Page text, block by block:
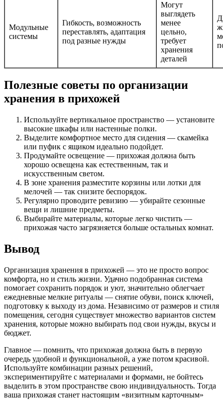
Модульные
системы
Гибкость, возможность
переставлять, адаптация
под разные нужды
Могут
выглядеть
менее
цельно,
требует
хранения
деталей
Полезные советы по организации
хранения в прихожей
Используйте вертикальное пространство — установите
высокие шкафы или настенные полки.
Выделите комфортное место для сидения — скамейка
или пуфик с ящиком идеально подойдет.
Продумайте освещение — прихожая должна быть
хорошо освещена как естественным, так и
искусственным светом.
В зоне хранения разместите корзины или лотки для
мелочей — так снизите беспорядок.
Регулярно проводите ревизию — убирайте сезонные
вещи и лишние предметы.
Выбирайте материалы, которые легко чистить —
прихожая часто загрязняется больше остальных комнат.
Вывод
Организация хранения в прихожей — это не просто вопрос
комфорта, но и стиль жизни. Удачно подобранная система
помогает сохранить порядок и уют, значительно облегчает
ежедневные мелкие ритуалы — снятие обуви, поиск ключей,
подготовку к выходу из дома. Независимо от размеров и стиля
помещения, сегодня существует множество вариантов систем
хранения, которые можно выбирать под свои нужды, вкусы и
бюджет.
Главное — помнить, что прихожая должна быть в первую
очередь удобной и функциональной, а уже потом красивой.
Используйте комбинации разных решений,
экспериментируйте с материалами и формами, не бойтесь
выделить в этом пространстве свою индивидуальность. Тогда
ваша прихожая станет настоящим «визитным карточным»